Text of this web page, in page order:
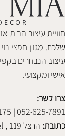
חוויית עיצוב הבית
שלכם. מגוון חפצי
עיצוב הנבחרים
אישי ומקצועי.
צרו קשר:
052-625-7891 | 086511175
כתובת: הרצל 119 , Rehovot, Israel